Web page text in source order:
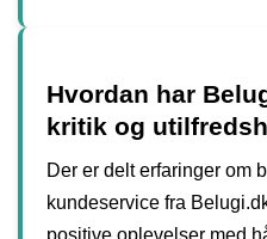
Hvordan har
kritik og
Der er delt erfaringer om
kundeservice fra
positive oplevelser med